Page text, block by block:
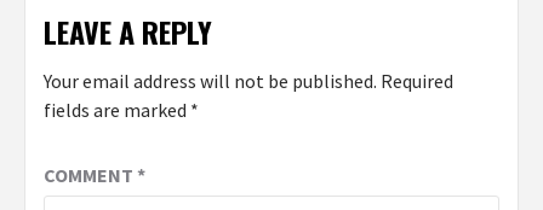
LEAVE A REPLY
Your email address will not be published. Required
fields are marked *
COMMENT *